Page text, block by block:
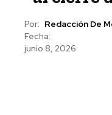
Por: Redacción De
Fecha:
junio 8, 2026